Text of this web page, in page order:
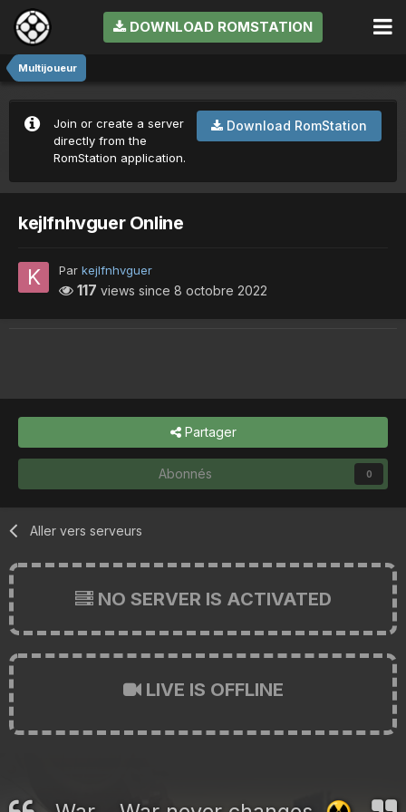
DOWNLOAD ROMSTATION
Multijoueur
Download RomStation
Join or create a server
directly from the
RomStation application.
kejlfnhvguer Online
Par kejlfnhvguer
117 views since 8 octobre 2022
Partager
Abonnés 0
Aller vers serveurs
NO SERVER IS ACTIVATED
LIVE IS OFFLINE